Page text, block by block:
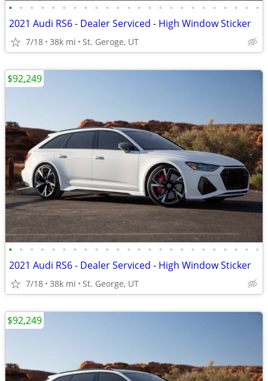
• • • • • • • • • • • • • • • • • • • • • • • •
2021 Audi RS6 - Dealer Serviced - High Window Sticker
7/18 38k mi St. Geroge, UT
• • • • • • • • • • • • • • • • • • • • • • • •
2021 Audi RS6 - Dealer Serviced - High Window Sticker
7/18 38k mi St. George, UT
$92,249
$92,249